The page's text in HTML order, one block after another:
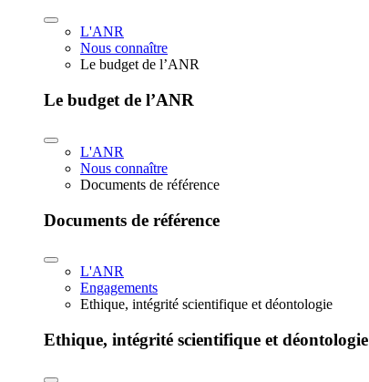
L'ANR
Nous connaître
Le budget de l’ANR
Le budget de l’ANR
L'ANR
Nous connaître
Documents de référence
Documents de référence
L'ANR
Engagements
Ethique, intégrité scientifique et déontologie
Ethique, intégrité scientifique et déontologie